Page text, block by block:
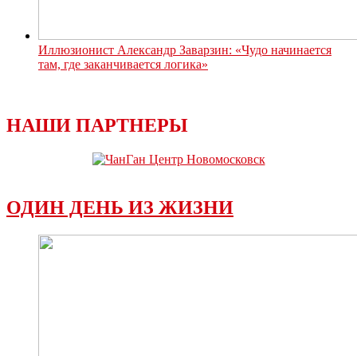
Иллюзионист Александр Заварзин: «Чудо начинается
там, где заканчивается логика»
НАШИ ПАРТНЕРЫ
ОДИН ДЕНЬ ИЗ ЖИЗНИ